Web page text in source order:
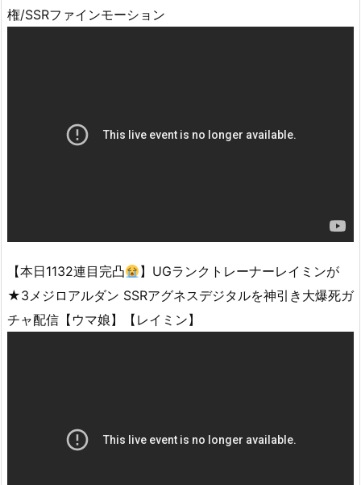
権/SSRファインモーション
【本日1132連目完凸
】UGランクトレーナーレイミンが
★3メジロアルダン SSRアグネスデジタルを神引き大爆死ガ
チャ配信【ウマ娘】【レイミン】